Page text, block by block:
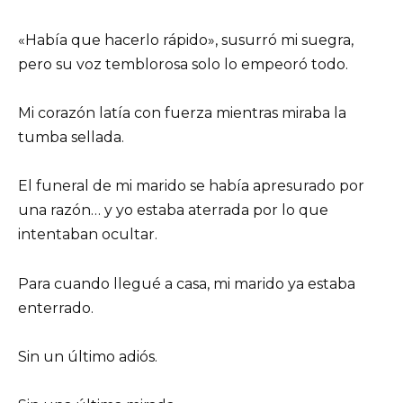
«Había que hacerlo rápido», susurró mi suegra,
pero su voz temblorosa solo lo empeoró todo.
Mi corazón latía con fuerza mientras miraba la
tumba sellada.
El funeral de mi marido se había apresurado por
una razón… y yo estaba aterrada por lo que
intentaban ocultar.
Para cuando llegué a casa, mi marido ya estaba
enterrado.
Sin un último adiós.